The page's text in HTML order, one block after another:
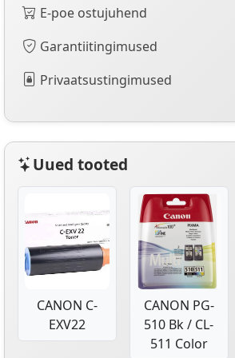
E-poe ostujuhend
Garantiitingimused
Privaatsustingimused
Uued tooted
CANON C-
EXV22
CANON PG-
510 Bk / CL-
511 Color